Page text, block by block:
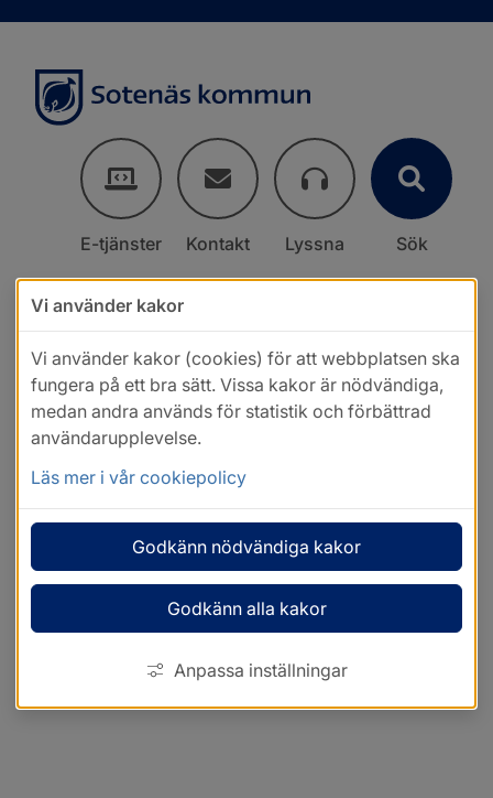
E-tjänster Kontakt Lyssna Sök
Vi använder kakor
Vi använder kakor (cookies) för att webbplatsen ska
fungera på ett bra sätt. Vissa kakor är nödvändiga,
medan andra används för statistik och förbättrad
användarupplevelse.
Läs mer i vår cookiepolicy
Godkänn nödvändiga kakor
Godkänn alla kakor
Anpassa inställningar